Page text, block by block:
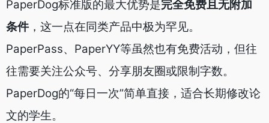
PaperDog标准版的最大优势是完全免费且无附加
条件 ，这一点在同类产品中极为罕见。
PaperPass、PaperYY等虽然也有免费活动，但往
往需要关注公众号、分享朋友圈或限制字数。
PaperDog的“每日一次”简单直接，适合长期修改论
文的学生。